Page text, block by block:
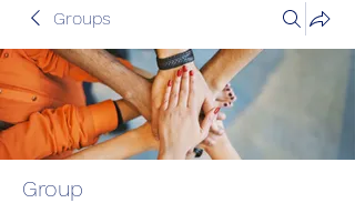
Groups
Group